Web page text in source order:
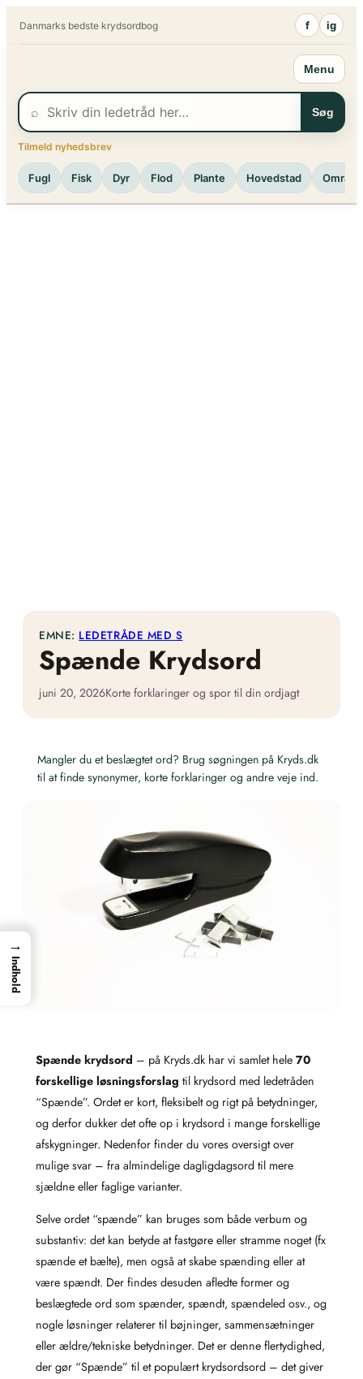
Danmarks bedste krydsordbog f ig
Menu
⌕ Søg
Tilmeld nyhedsbrev
Fugl Fisk Dyr Flod Plante Hovedstad Område
EMNE: LEDETRÅDE MED S
Spænde Krydsord
juni 20, 2026Korte forklaringer og spor til din ordjagt
Mangler du et beslægtet ord? Brug søgningen på Kryds.dk
til at finde synonymer, korte forklaringer og andre veje ind.
Spænde krydsord – på Kryds.dk har vi samlet hele 70
forskellige løsningsforslag til krydsord med ledetråden
“Spænde”. Ordet er kort, fleksibelt og rigt på betydninger,
og derfor dukker det ofte op i krydsord i mange forskellige
afskygninger. Nedenfor finder du vores oversigt over
mulige svar – fra almindelige dagligdagsord til mere
sjældne eller faglige varianter.
Selve ordet “spænde” kan bruges som både verbum og
substantiv: det kan betyde at fastgøre eller stramme noget (fx
spænde et bælte), men også at skabe spænding eller at
være spændt. Der findes desuden afledte former og
beslægtede ord som spænder, spændt, spændeled osv., og
nogle løsninger relaterer til bøjninger, sammensætninger
eller ældre/tekniske betydninger. Det er denne flertydighed,
der gør “Spænde” til et populært krydsordsord – det giver
→
Indhold